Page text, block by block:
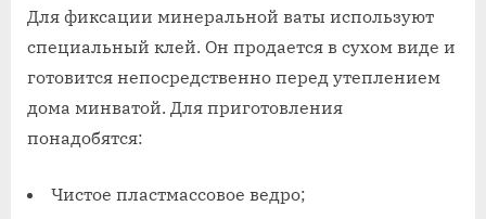
Для фиксации минеральной ваты используют
специальный клей. Он продается в сухом виде и
готовится непосредственно перед утеплением
дома минватой. Для приготовления
понадобятся:
Чистое пластмассовое ведро;